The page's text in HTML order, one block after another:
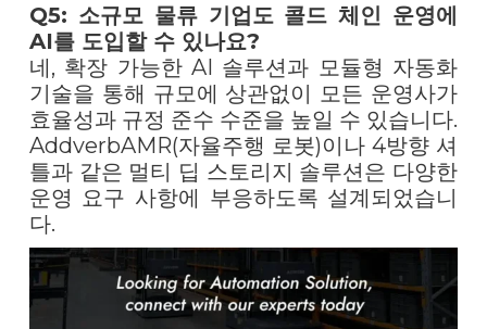
Q5: 소규모 물류 기업도 콜드 체인 운영에
AI를 도입할 수 있나요?
네, 확장 가능한 AI 솔루션과 모듈형 자동화
기술을 통해 규모에 상관없이 모든 운영사가
효율성과 규정 준수 수준을 높일 수 있습니다.
AddverbAMR(자율주행 로봇)이나 4방향 셔
틀과 같은 멀티 딥 스토리지 솔루션은 다양한
운영 요구 사항에 부응하도록 설계되었습니
다.